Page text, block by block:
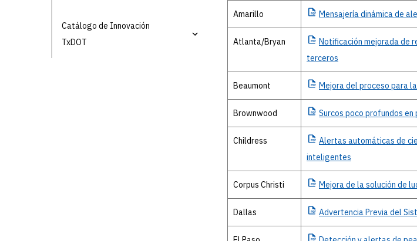
Catálogo de Innovación
TxDOT
Amarillo Mensajería dinámica de
Atlanta/Bryan Notificación mejorada de
terceros
Beaumont Mejora del proceso para
Brownwood Surcos poco profundos
Childress Alertas automáticas de
inteligentes
Corpus Christi Mejora de la solución de
Dallas Advertencia Previa del